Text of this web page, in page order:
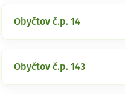
Obyčtov č.p. 14
Obyčtov č.p. 143